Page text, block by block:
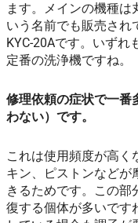
ます。メインの機種は
いう名前でも販売され
KYC-20Aです。いず
定番の洗浄機ですね。
修理依頼の症状で一番
わない）です。
これは使用頻度が高く
キン、ピストンなどが
きるためです。この部
復する個体が多いです